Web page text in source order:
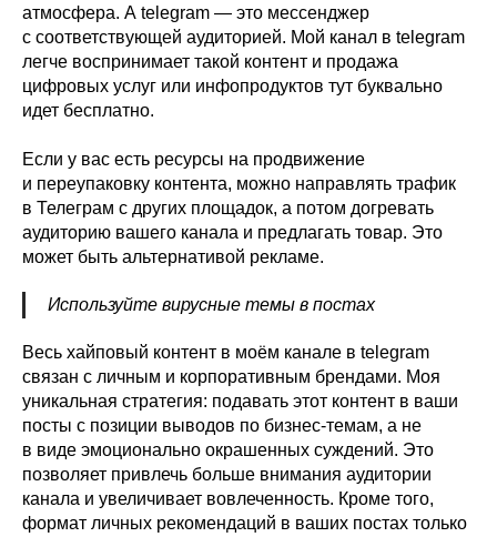
атмосфера. А telegram — это мессенджер
с соответствующей аудиторией. Мой канал в telegram
легче воспринимает такой контент и продажа
цифровых услуг или инфопродуктов тут буквально
идет бесплатно.
Если у вас есть ресурсы на продвижение
и переупаковку контента, можно направлять трафик
в Телеграм с других площадок, а потом догревать
аудиторию вашего канала и предлагать товар. Это
может быть альтернативой рекламе.
Используйте вирусные темы в постах
Весь хайповый контент в моём канале в telegram
связан с личным и корпоративным брендами. Моя
уникальная стратегия: подавать этот контент в ваши
посты с позиции выводов по бизнес-темам, а не
в виде эмоционально окрашенных суждений. Это
позволяет привлечь больше внимания аудитории
канала и увеличивает вовлеченность. Кроме того,
формат личных рекомендаций в ваших постах только